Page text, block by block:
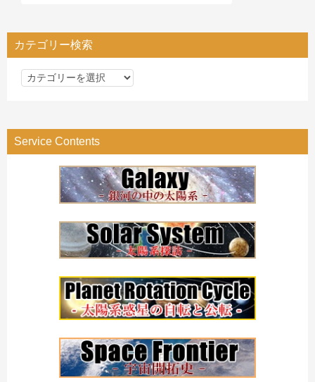
カテゴリー検索
カ
リ
ー
Service Contents